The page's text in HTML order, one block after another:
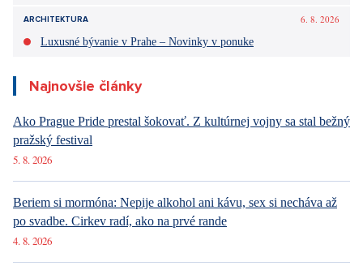
ARCHITEKTURA
6. 8. 2026
Luxusné bývanie v Prahe – Novinky v ponuke
Najnovšie články
Ako Prague Pride prestal šokovať. Z kultúrnej vojny sa stal bežný
pražský festival
5. 8. 2026
Beriem si mormóna: Nepije alkohol ani kávu, sex si necháva až
po svadbe. Cirkev radí, ako na prvé rande
4. 8. 2026